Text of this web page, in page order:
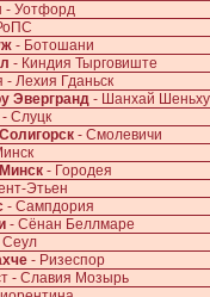
- Уотфорд
- Ботошани
- Киндия Тырговиште
- Лехия Гданьск
Эвергранд - Шанхай
- Слуцк
- Смолевичи
- Городея
Этьен
- Сампдория
- Сёнан Беллмаре
Сеул
- Ризеспор
- Славия Мозырь